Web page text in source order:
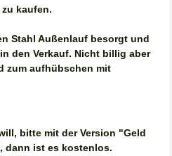
kaufen.
Stahl Außenlauf besorgt und
den Verkauf. Nicht billig aber
zum aufhübschen mit
bitte mit der Version "Geld
dann ist es kostenlos.